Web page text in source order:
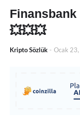
Finansbank
💥💥💥
Kripto Sözlük - Ocak